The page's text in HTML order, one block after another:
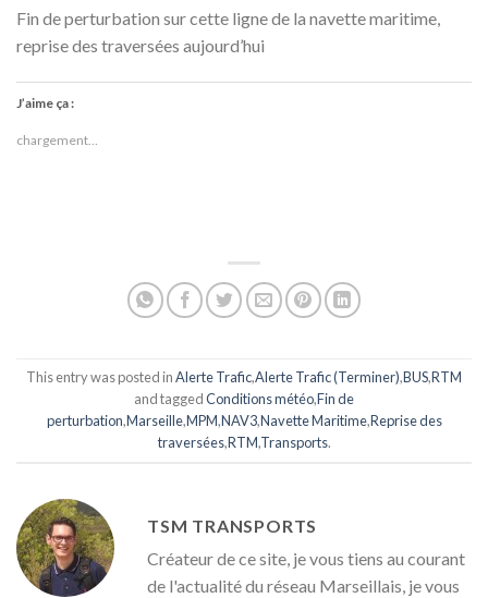
Fin de perturbation sur cette ligne de la navette maritime,
reprise des traversées aujourd’hui
J’aime ça :
chargement…
This entry was posted inAlerte Trafic,Alerte Trafic (Terminer),BUS,RTM
and taggedConditions météo,Fin de
perturbation,Marseille,MPM,NAV3,Navette Maritime,Reprise des
traversées,RTM,Transports.
TSM TRANSPORTS
Créateur de ce site, je vous tiens au courant
de l'actualité du réseau Marseillais, je vous